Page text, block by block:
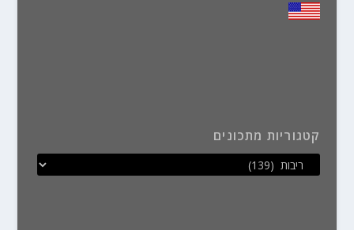
קטגוריות מתכונים